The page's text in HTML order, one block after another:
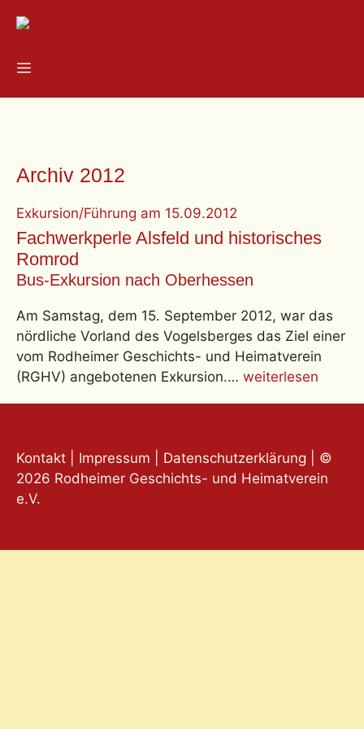
Inhalt
Menü
Archiv 2012
Exkursion/Führung am 15.09.2012
Fachwerkperle Alsfeld und historisches
Romrod
Bus-Exkursion nach Oberhessen
Am Samstag, dem 15. September 2012, war das
nördliche Vorland des Vogelsberges das Ziel einer
vom Rodheimer Geschichts- und Heimatverein
(RGHV) angebotenen Exkursion.… weiterlesen
Kontakt Impressum Datenschutzerklärung | ©
2026 Rodheimer Geschichts- und Heimatverein
e.V.